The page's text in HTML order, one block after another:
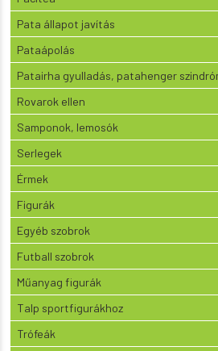
Pata állapot javítás
Pataápolás
Patairha gyulladás, patahenger
Rovarok ellen
Samponok, lemosók
Serlegek
Érmek
Figurák
Egyéb szobrok
Futball szobrok
Műanyag figurák
Talp sportfigurákhoz
Trófeák